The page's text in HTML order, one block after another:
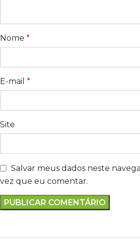
Nome *
E-mail *
Site
Salvar meus dados neste
vez que eu comentar.